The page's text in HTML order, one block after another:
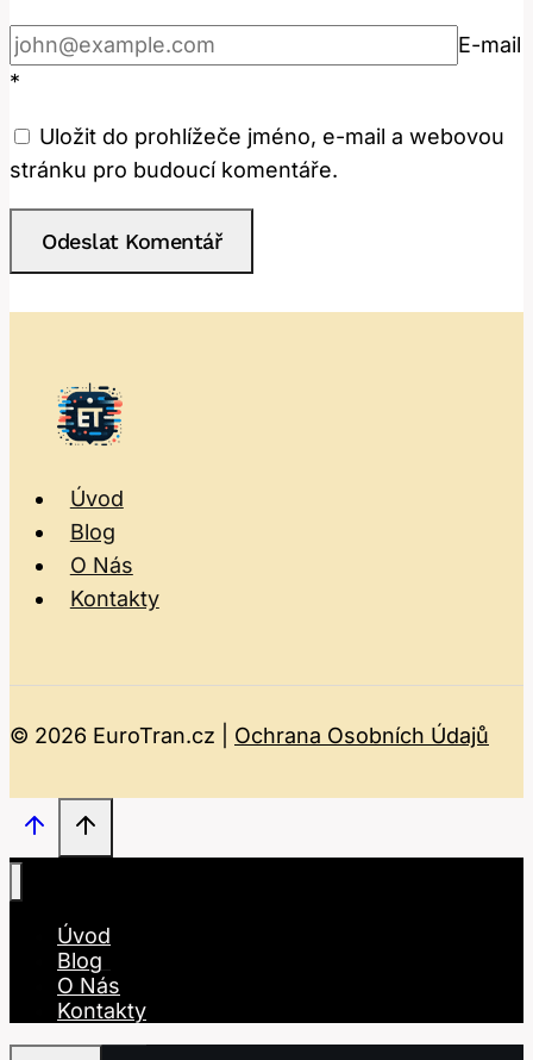
E-mail
*
Uložit do prohlížeče jméno, e-mail a webovou
stránku pro budoucí komentáře.
Úvod
Blog
O Nás
Kontakty
© 2026 EuroTran.cz | Ochrana Osobních Údajů
Úvod
Blog
O Nás
Kontakty